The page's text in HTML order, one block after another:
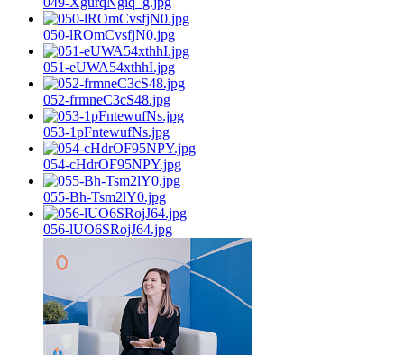
050-lROmCvsfjN0.jpg
051-eUWA54xthhI.jpg
052-frmneC3cS48.jpg
053-1pFntewufNs.jpg
054-cHdrOF95NPY.jpg
055-Bh-Tsm2lY0.jpg
056-lUO6SRojJ64.jpg